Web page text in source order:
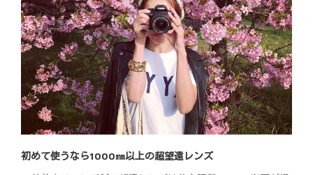
初めて使うなら1000㎜以上の超望遠レンズ